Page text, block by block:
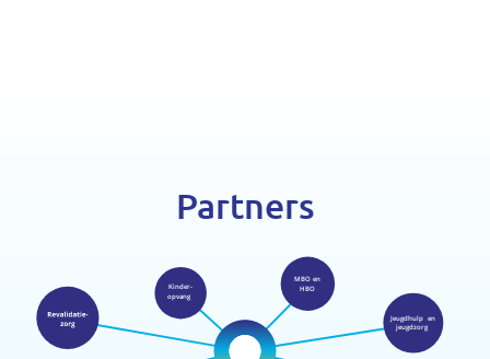
Partners
MBO en
HBO
Jeugdhulp en
jeugdzorg
Kinder-
opvang